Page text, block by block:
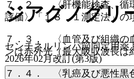
７．２． 〈肝機能検査、循
評価〉「１８．１測定法」の
７．３． 〈血管及び組織の
ンは赤外光（最大吸収波長は
７．４． 〈乳癌及び悪性黒
ジアグノグリ
センチネルリンパ節同定用薬
2026年02月改訂(第3版)